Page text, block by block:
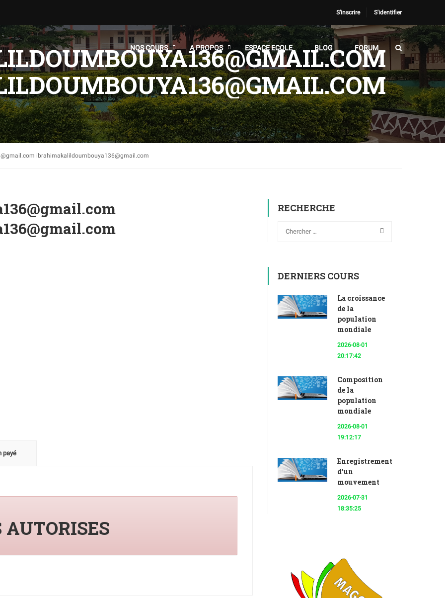
S'inscrire S'identifier
NOS COURS A PROPOS ESPACE ECOLE BLOG FORUM
ibrahimakalildoumbouya136@gmail.com
payé
AUTORISES
RECHERCHE
DERNIERS COURS
La croissance
de la
population
mondiale
2026-08-01
20:17:42
Composition
de la
population
mondiale
2026-08-01
19:12:17
Enregistrement
d’un
mouvement
2026-07-31
18:35:25